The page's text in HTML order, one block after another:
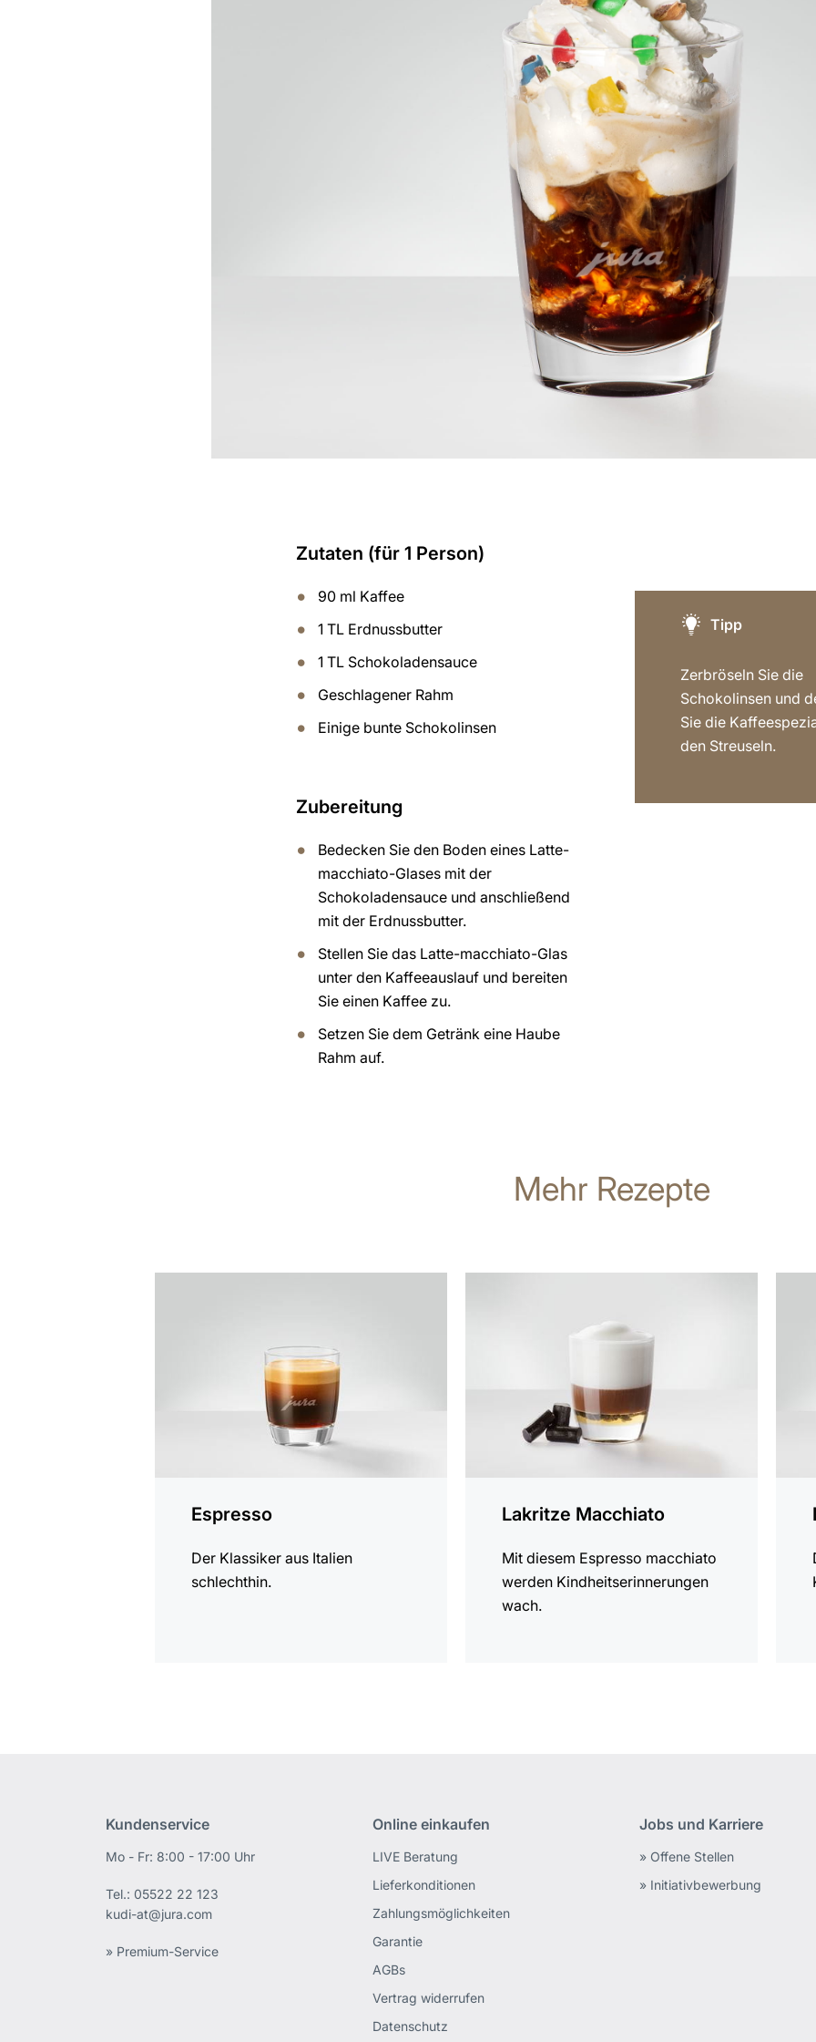
Zutaten (für 1 Person)
90 ml Kaffee
1 TL Erdnussbutter
1 TL Schokoladensauce
Geschlagener Rahm
Einige bunte Schokolinsen
Zubereitung
Bedecken Sie den Boden eines Latte-
macchiato-Glases mit der
Schokoladensauce und anschließend
mit der Erdnussbutter.
Stellen Sie das Latte-macchiato-Glas
unter den Kaffeeauslauf und bereiten
Sie einen Kaffee zu.
Setzen Sie dem Getränk eine Haube
Rahm auf.
Tipp
Zerbröseln Sie die
Schokolinsen und
Sie die
den Streuseln.
Mehr Rezepte
Espresso
Der Klassiker aus Italien
schlechthin.
Lakritze Macchiato
Mit diesem Espresso macchiato
werden Kindheitserinnerungen
wach.
Kundenservice
Mo - Fr: 8:00 - 17:00 Uhr
Tel.: 05522 22 123
kudi-at@jura.com
» Premium-Service
Online einkaufen
LIVE Beratung
Lieferkonditionen
Zahlungsmöglichkeiten
Garantie
AGBs
Vertrag widerrufen
Datenschutz
Jobs und Karriere
» Offene Stellen
» Initiativbewerbung